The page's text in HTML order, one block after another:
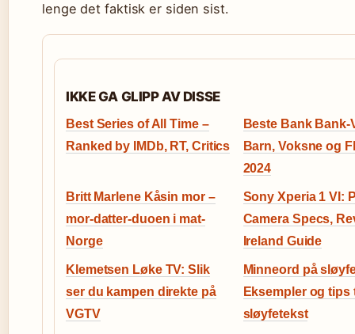
lenge det faktisk er siden sist.
IKKE GA GLIPP AV DISSE
Best Series of All Time –
Ranked by IMDb, RT, Critics
Beste Bank Bank-
Barn, Voksne og
2024
Britt Marlene Kåsin mor –
mor-datter-duoen i mat-
Norge
Sony Xperia 1 VI:
Camera Specs,
Ireland Guide
Klemetsen Løke TV: Slik
ser du kampen direkte på
VGTV
Minneord på
Eksempler og tips
sløyfetekst